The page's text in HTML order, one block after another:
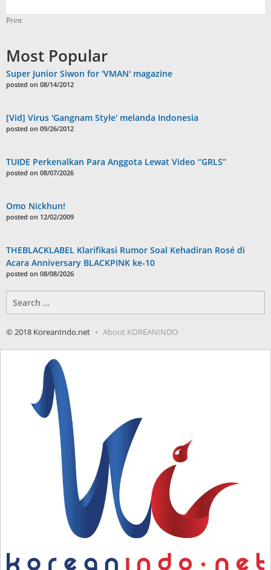
Print
Most Popular
Super Junior Siwon for 'VMAN' magazine
posted on 08/14/2012
[Vid] Virus 'Gangnam Style' melanda Indonesia
posted on 09/26/2012
TUIDE Perkenalkan Para Anggota Lewat Video “GRLS”
posted on 08/07/2026
Omo Nickhun!
posted on 12/02/2009
THEBLACKLABEL Klarifikasi Rumor Soal Kehadiran Rosé di
Acara Anniversary BLACKPINK ke-10
posted on 08/08/2026
for:
© 2018 KoreanIndo.net About KOREANINDO